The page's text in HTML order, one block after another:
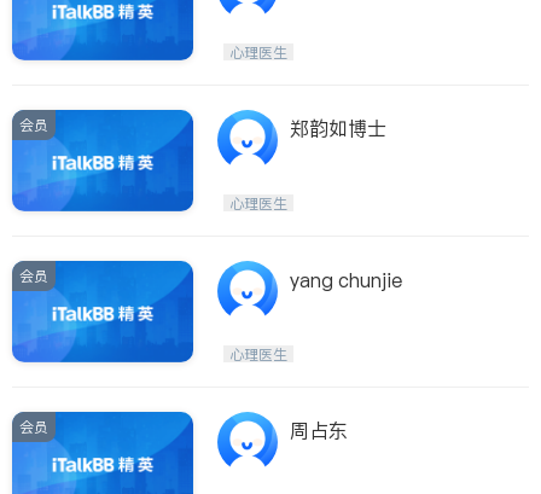
心理医生
会员 郑韵如博士
心理医生
会员 yang chunjie
心理医生
会员 周占东